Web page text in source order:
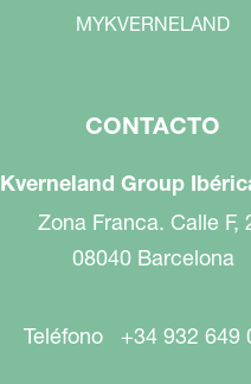
MYKVERNELAND
CONTACTO
Kverneland Group
Zona Franca. Calle F,
08040 Barcelona
Teléfono +34 932 649